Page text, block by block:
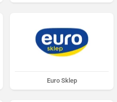
Euro Sklep